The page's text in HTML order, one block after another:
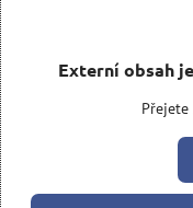
Externí obsah